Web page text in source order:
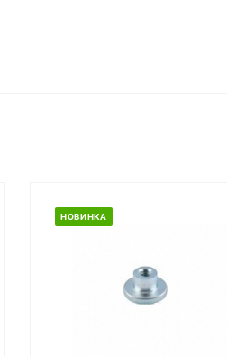
НОВИНКА